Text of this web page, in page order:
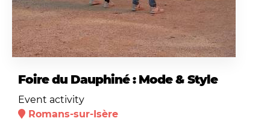
Foire du Dauphiné : Mode & Style
Event activity
Romans-sur-Isère